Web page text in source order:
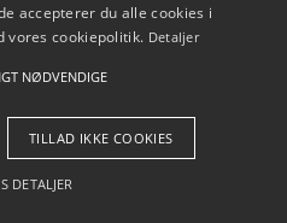
Blog Betingelser
accepterer du alle cookies i
vores cookiepolitik. Detaljer
NØDVENDIGE
TILLAD IKKE COOKIES
DETALJER